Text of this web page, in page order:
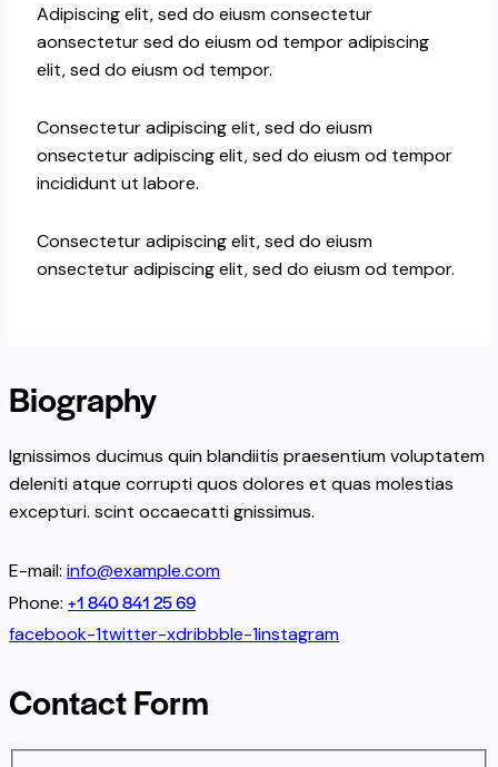
Adipiscing elit, sed do eiusm consectetur
aonsectetur sed do eiusm od tempor adipiscing
elit, sed do eiusm od tempor.
Consectetur adipiscing elit, sed do eiusm
onsectetur adipiscing elit, sed do eiusm od tempor
incididunt ut labore.
Consectetur adipiscing elit, sed do eiusm
onsectetur adipiscing elit, sed do eiusm od tempor.
Biography
Ignissimos ducimus quin blandiitis praesentium voluptatem
deleniti atque corrupti quos dolores et quas molestias
excepturi. scint occaecatti gnissimus.
E-mail: info@example.com
Phone: +1 840 841 25 69
facebook-1twitter-xdribbble-1instagram
Contact Form